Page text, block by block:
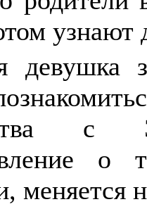
узнают
девушка
с
меняется